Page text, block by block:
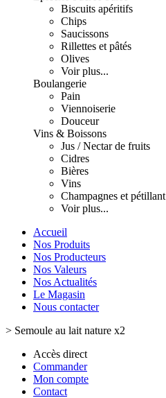
Biscuits apéritifs
Chips
Saucissons
Rillettes et pâtés
Olives
Voir plus...
Boulangerie
Pain
Viennoiserie
Douceur
Vins & Boissons
Jus / Nectar de fruits
Cidres
Bières
Vins
Champagnes et pétillant
Voir plus...
Accueil
Nos Produits
Nos Producteurs
Nos Valeurs
Nos Actualités
Le Magasin
Nous contacter
> Semoule au lait nature x2
Accès direct
Commander
Mon compte
Contact